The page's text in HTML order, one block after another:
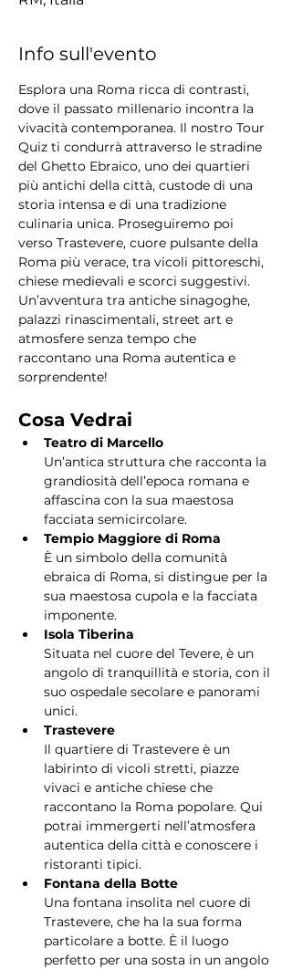
Info sull'evento
Esplora una Roma ricca di contrasti,
dove il passato millenario incontra la
vivacità contemporanea. Il nostro Tour
Quiz ti condurrà attraverso le stradine
del Ghetto Ebraico, uno dei quartieri
più antichi della città, custode di una
storia intensa e di una tradizione
culinaria unica. Proseguiremo poi
verso Trastevere, cuore pulsante della
Roma più verace, tra vicoli pittoreschi,
chiese medievali e scorci suggestivi.
Un’avventura tra antiche sinagoghe,
palazzi rinascimentali, street art e
atmosfere senza tempo che
raccontano una Roma autentica e
sorprendente!
Cosa Vedrai
Teatro di Marcello
Un’antica struttura che racconta la
grandiosità dell’epoca romana e
affascina con la sua maestosa
facciata semicircolare.
Tempio Maggiore di Roma
È un simbolo della comunità
ebraica di Roma, si distingue per la
sua maestosa cupola e la facciata
imponente.
Isola Tiberina
Situata nel cuore del Tevere, è un
angolo di tranquillità e storia, con il
suo ospedale secolare e panorami
unici.
Trastevere
Il quartiere di Trastevere è un
labirinto di vicoli stretti, piazze
vivaci e antiche chiese che
raccontano la Roma popolare. Qui
potrai immergerti nell’atmosfera
autentica della città e conoscere i
ristoranti tipici.
Fontana della Botte
Una fontana insolita nel cuore di
Trastevere, che ha la sua forma
particolare a botte. È il luogo
perfetto per una sosta in un angolo